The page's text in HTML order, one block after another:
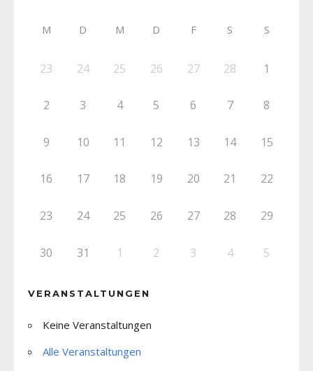
M D M D F S S
23 24 25 26 27 28 1
2 3 4 5 6 7 8
9 10 11 12 13 14 15
16 17 18 19 20 21 22
23 24 25 26 27 28 29
30 31 1 2 3 4 5
VERANSTALTUNGEN
Keine Veranstaltungen
Alle Veranstaltungen